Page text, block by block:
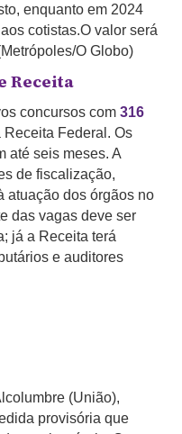
enquanto em 2024
cotistas.O valor será
O Globo)
Receita
concursos com 316
Federal. Os
até seis meses. A
de fiscalização,
atuação dos órgãos no
das vagas deve ser
já a Receita terá
e auditores
(União),
provisória que